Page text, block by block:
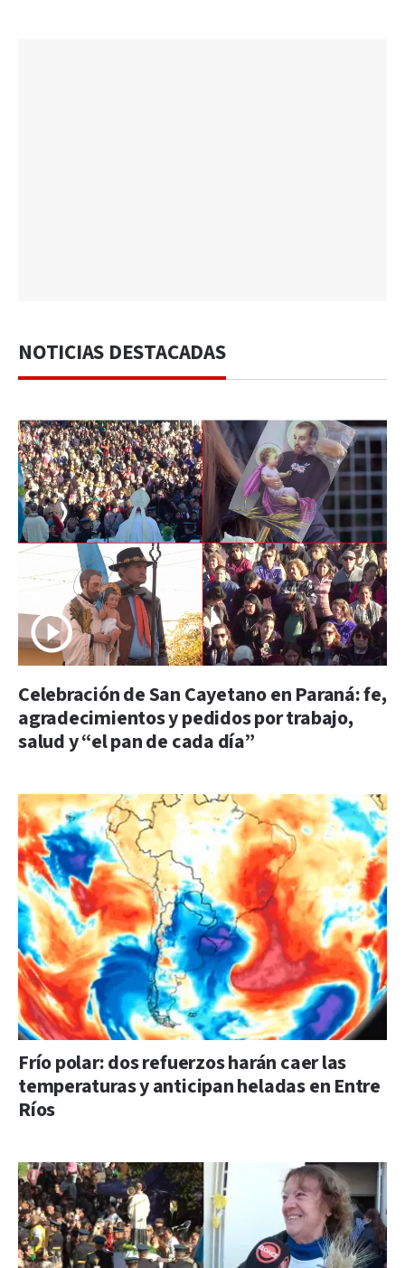
NOTICIAS DESTACADAS
Celebración de San Cayetano en Paraná: fe,
agradecimientos y pedidos por trabajo,
salud y “el pan de cada día”
Frío polar: dos refuerzos harán caer las
temperaturas y anticipan heladas en Entre
Ríos